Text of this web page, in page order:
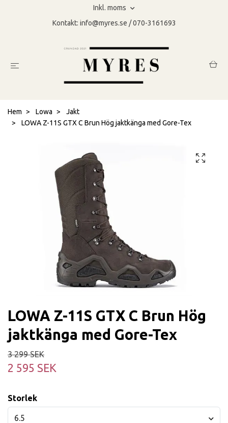
Inkl. moms
Kontakt: info@myres.se / 070-3161693
Hem Lowa
Jakt
LOWA Z-11S GTX C Brun Hög jaktkänga med Gore-Tex
LOWA Z-11S GTX C Brun Hög
jaktkänga med Gore-Tex
3 299 SEK
2 595 SEK
Storlek
6.5